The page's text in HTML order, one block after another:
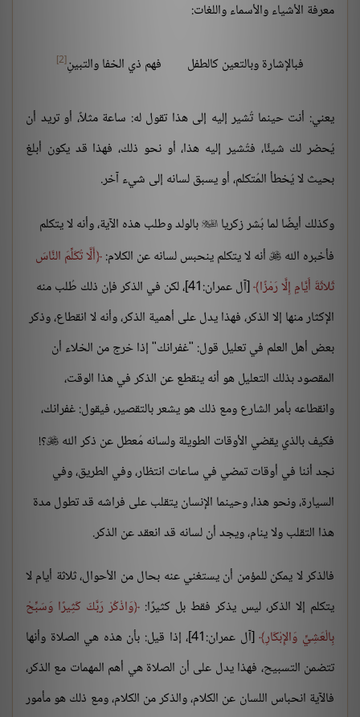
معرفة الأشياء والأسماء واللغات:
فبالإشارة وبالتعين كالطفل فهم ذي الخفا والتبينِ[2]
يعني: أنت حينما تُشير إليه إلى هذا تقول له: ساعة مثلاً، أو تريد أن
يُحضر لك شيئًا، فتُشير إليه هذا، أو نحو ذلك، فهذا قد يكون أبلغ
بحيث لا يُخطأ المُتكلم، أو يسبق لسانه إلى شيء آخر.
وكذلك أيضًا لما بُشر زكريا  بالولد وطلب هذه الآية، وأنه لا يتكلم
فأخبره الله  أنه لا يتكلم ينحبس لسانه عن الكلام: أَلَّا تُكَلِّمَ النَّاسَ
ثَلاثَةَ أَيَّامٍ إِلَّا رَمْزًا
[آل عمران:41]، لكن في الذكر فإن ذلك طُلب منه
الإكثار منها إلا الذكر، فهذا يدل على أهمية الذكر، وأنه لا انقطاع، وذكر
بعض أهل العلم في تعليل قول: "غفرانك" إذا خرج من الخلاء أن
المقصود بذلك التعليل هو أنه ينقطع عن الذكر في هذا الوقت،
وانقطاعه بأمر الشارع ومع ذلك هو يشعر بالتقصير، فيقول: غفرانك،
فكيف بالذي يقضي الأوقات الطويلة ولسانه مُعطل عن ذكر الله ؟!
نجد أننا في أوقات تمضي في ساعات انتظار، وفي الطريق، وفي
السيارة، ونحو هذا، وحينما الإنسان يتقلب على فراشه قد تطول مدة
هذا التقلب ولا ينام، ويجد أن لسانه قد انعقد عن الذكر.
فالذكر لا يمكن للمؤمن أن يستغني عنه بحال من الأحوال، ثلاثة أيام لا
يتكلم إلا الذكر، ليس يذكر فقط بل كثيرًا: وَاذْكُرْ رَبَّكَ كَثِيرًا وَسَبِّحْ
بِالْعَشِيِّ وَالإِبْكَارِ
[آل عمران:41]، إذا قيل: بأن هذه هي الصلاة وأنها
تتضمن التسبيح، فهذا يدل على أن الصلاة هي أهم المهمات مع الذكر،
فالآية انحباس اللسان عن الكلام، والذكر من الكلام، ومع ذلك هو مأمور